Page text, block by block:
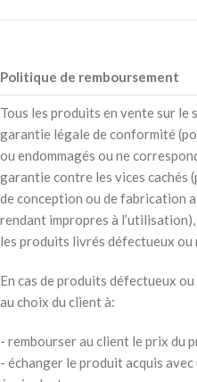
Politique de remboursement
Tous les produits en vente sur
garantie légale de conformité
ou endommagés ou ne
garantie contre les vices cachés
de conception ou de fabrication
rendant impropres à
les produits livrés défectueux ou
En cas de produits défectueux
au choix du client à:
- rembourser au client le prix du
- échanger le produit acquis